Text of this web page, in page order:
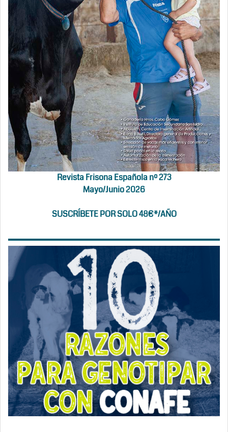
Revista Frisona Española nº 273
Mayo/Junio 2026
SUSCRÍBETE POR SOLO 48€*/AÑO